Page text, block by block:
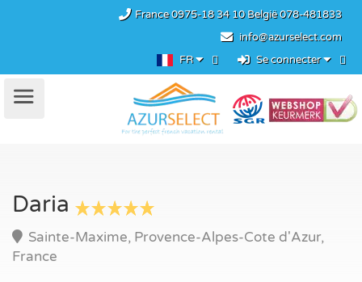
France0975-18 34 10België078-481833
info@azurselect.com
FR
Se connecter
Daria
Sainte-Maxime, Provence-Alpes-Cote d'Azur,
France